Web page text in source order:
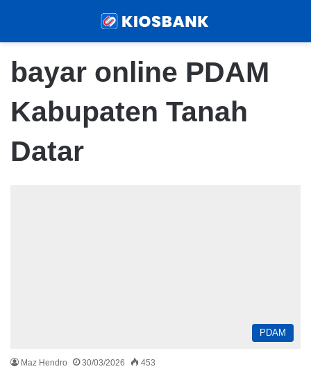
bayar online PDAM
Kabupaten Tanah
Datar
PDAM
Maz Hendro 30/03/2026 453